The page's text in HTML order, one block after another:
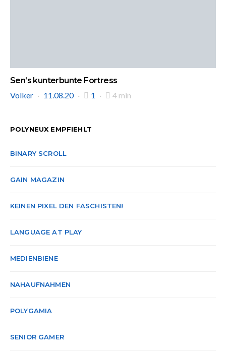
Sen’s kunterbunte Fortress
Volker
11.08.20 1 4 min
POLYNEUX EMPFIEHLT
BINARY SCROLL
GAIN MAGAZIN
KEINEN PIXEL DEN FASCHISTEN!
LANGUAGE AT PLAY
MEDIENBIENE
NAHAUFNAHMEN
POLYGAMIA
SENIOR GAMER